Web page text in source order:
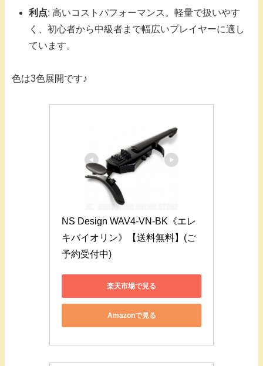
利点: 高いコストパフォーマンス。軽量で扱いやす
く、初心者から中級者まで幅広いプレイヤーに適し
ています。
色は3色展開です♪
NS Design WAV4-VN-BK《エレ
キバイオリン》【送料無料】(ご
予約受付中)
楽天市場で見る
Amazonで見る